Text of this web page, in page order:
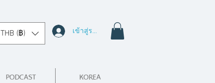
THB (฿) เข้าสู่ระบบ
PODCAST KOREA